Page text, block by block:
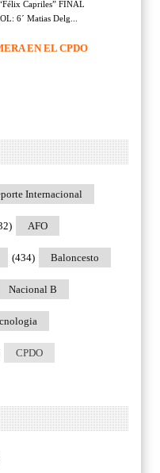
Capriles” FINAL
6´ Matias Delg...
EN EL CPDO
Internacional
AFO
Baloncesto
(434)
Nacional B
CPDO